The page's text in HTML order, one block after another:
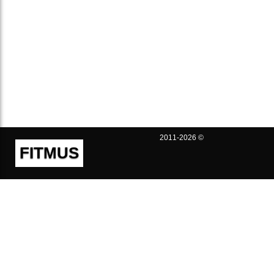
FITMUS
2011-2026 ©